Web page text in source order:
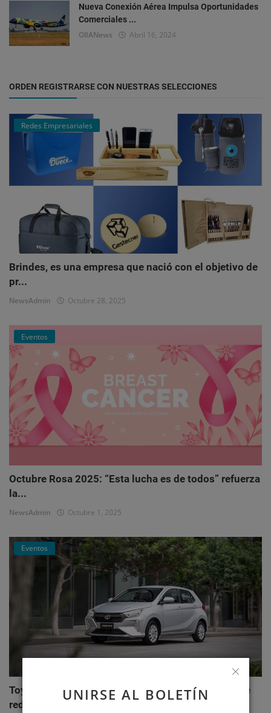
UNIRSE AL BOLETÍN
Nueva Conexión Aérea Impulsa Oportunidades
Comerciales ...
OlIANews Abril 16, 2024
ORDEN REGISTRARSE CON NUESTRAS SELECCIONES
Redes Empresariales
Brindes, es una empresa que nació con el objetivo de
pr...
NewsAdmin Octubre 28, 2025
Eventos
Octubre Rosa 2025: “Esta lucha es de todos” refuerza
la...
NewsAdmin Octubre 1, 2025
Eventos
Toyota AGYA: el nuevo hatchback de Toyotoshi que
redefi...